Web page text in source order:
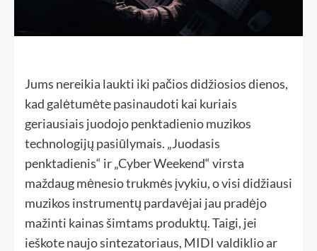
Jums nereikia laukti iki pačios didžiosios dienos,
kad galėtumėte pasinaudoti kai kuriais
geriausiais juodojo penktadienio muzikos
technologijų pasiūlymais. „Juodasis
penktadienis“ ir „Cyber ​​Weekend“ virsta
maždaug mėnesio trukmės įvykiu, o visi didžiausi
muzikos instrumentų pardavėjai jau pradėjo
mažinti kainas šimtams produktų. Taigi, jei
ieškote naujo sintezatoriaus, MIDI valdiklio ar